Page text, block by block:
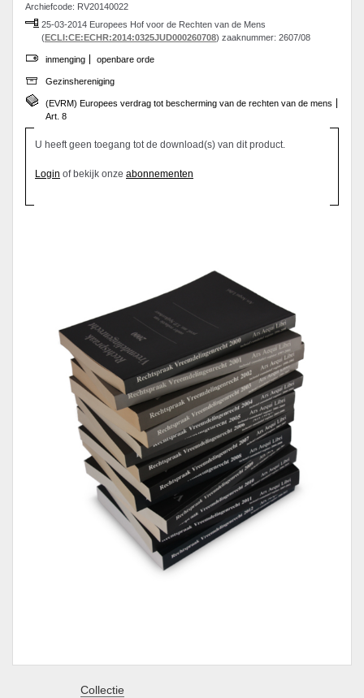
Archiefcode: RV20140022
25-03-2014 Europees Hof voor de Rechten van de Mens
(ECLI:CE:ECHR:2014:0325JUD000260708) zaaknummer: 2607/08
inmenging openbare orde
Gezinshereniging
(EVRM) Europees verdrag tot bescherming van de rechten van de mens
Art. 8
U heeft geen toegang tot de download(s) van dit product.
Login of bekijk onze abonnementen
Collectie